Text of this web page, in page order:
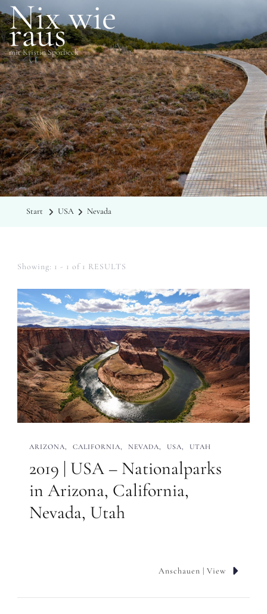
Nix wie
raus
mit Kristin Sporbeck
KATEGORIE
Nevada
Start USA Nevada
Showing: 1 - 1 of 1 RESULTS
ARIZONA CALIFORNIA NEVADA USA UTAH
2019 | USA – Nationalparks
in Arizona, California,
Nevada, Utah
Anschauen | View